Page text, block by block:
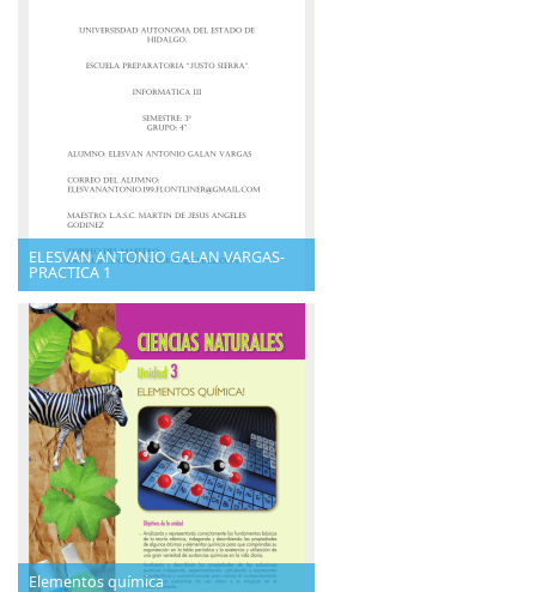
ELESVAN ANTONIO GALAN VARGAS-
PRACTICA 1
Elementos química